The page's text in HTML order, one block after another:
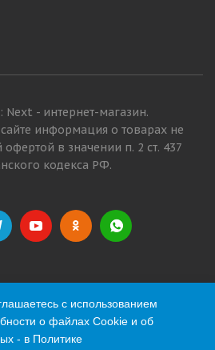
Next - интернет-магазин.
информация о товарах не
офертой в значении п. 2 ст. 437
кодекса РФ.
с использованием
о файлах Cookie и об
- в Политике